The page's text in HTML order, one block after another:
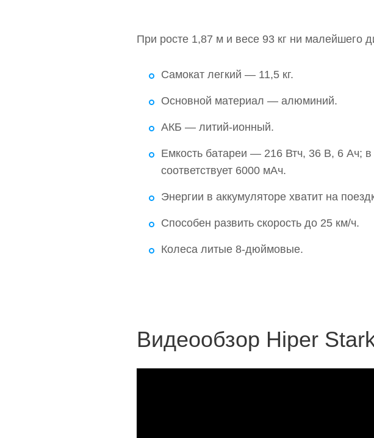
Меры предосторожности
При росте 1,87 м и весе 93 кг ни малейшего
Самокат легкий — 11,5 кг.
Основной материал — алюминий.
АКБ — литий-ионный.
Емкость батареи — 216 Втч, 36 В, 6 Ач;
соответствует 6000 мАч.
Энергии в аккумуляторе хватит на
Способен развить скорость до 25 км/ч.
Колеса литые 8-дюймовые.
Видеообзор Hiper